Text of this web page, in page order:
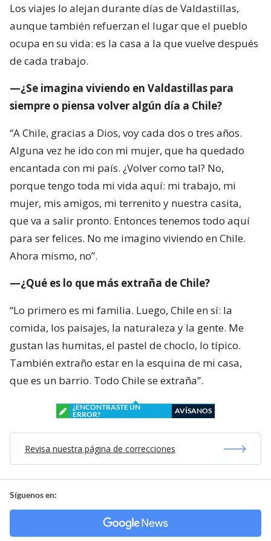
Los viajes lo alejan durante días de Valdastillas,
aunque también refuerzan el lugar que el pueblo
ocupa en su vida: es la casa a la que vuelve después
de cada trabajo.
—¿Se imagina viviendo en Valdastillas para
siempre o piensa volver algún día a Chile?
“A Chile, gracias a Dios, voy cada dos o tres años.
Alguna vez he ido con mi mujer, que ha quedado
encantada con mi país. ¿Volver como tal? No,
porque tengo toda mi vida aquí: mi trabajo, mi
mujer, mis amigos, mi terrenito y nuestra casita,
que va a salir pronto. Entonces tenemos todo aquí
para ser felices. No me imagino viviendo en Chile.
Ahora mismo, no”.
—¿Qué es lo que más extraña de Chile?
“Lo primero es mi familia. Luego, Chile en sí: la
comida, los paisajes, la naturaleza y la gente. Me
gustan las humitas, el pastel de choclo, lo típico.
También extraño estar en la esquina de mi casa,
que es un barrio. Todo Chile se extraña”.
¿ENCONTRASTE UN
ERROR?
AVÍSANOS
Revisa nuestra página de correcciones
Síguenos en: